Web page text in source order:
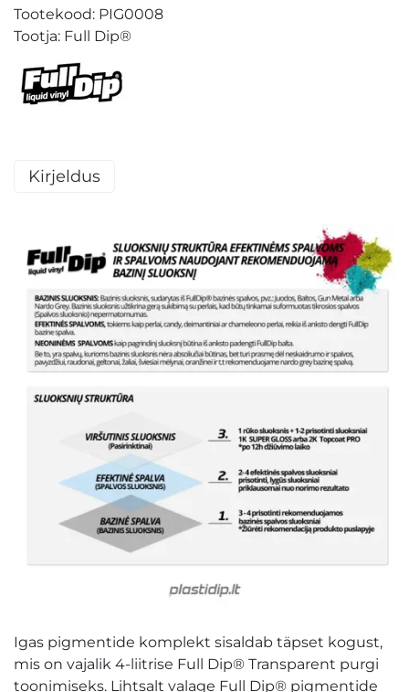
Tootekood: PIG0008
Tootja: Full Dip®
Kirjeldus
Igas pigmentide komplekt sisaldab täpset kogust,
mis on vajalik 4-liitrise Full Dip® Transparent purgi
toonimiseks. Lihtsalt valage Full Dip® pigmentide